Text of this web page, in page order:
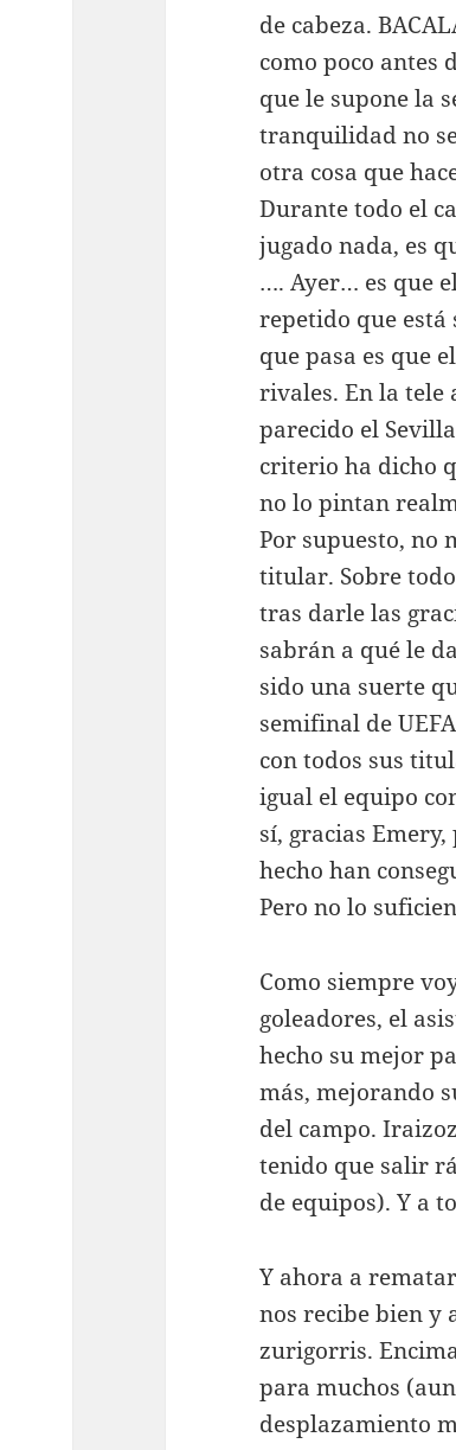
de cabeza.
como poco antes
que le supone la
tranquilidad no
otra cosa que
Durante todo el
jugado nada, es
…. Ayer… es que
repetido que está
que pasa es que
rivales. En la tele
parecido el
criterio ha dicho
no lo pintan
Por supuesto, no
titular. Sobre
tras darle las
sabrán a qué le
sido una suerte
semifinal de
con todos sus
igual el equipo
sí, gracias
hecho han
Pero no lo
Como siempre
goleadores, el
hecho su mejor
más, mejorando
del campo.
tenido que salir
de equipos). Y a
Y ahora a
nos recibe bien y
zurigorris.
para muchos
desplazamiento